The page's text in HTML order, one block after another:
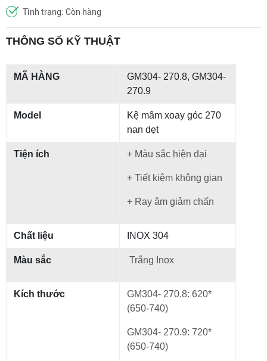
Tình trạng: Còn hàng
THÔNG SỐ KỸ THUẬT
MÃ HÀNG
GM304- 270.8, GM304-
270.9
Model
Kệ mâm xoay góc 270
nan dẹt
Tiện ích + Màu sắc hiện đại
+ Tiết kiệm không gian
+ Ray âm giảm chấn
Chất liệu INOX 304
Màu sắc Trắng Inox
Kích thước
GM304- 270.8: 620*
(650-740)
GM304- 270.9: 720*
(650-740)